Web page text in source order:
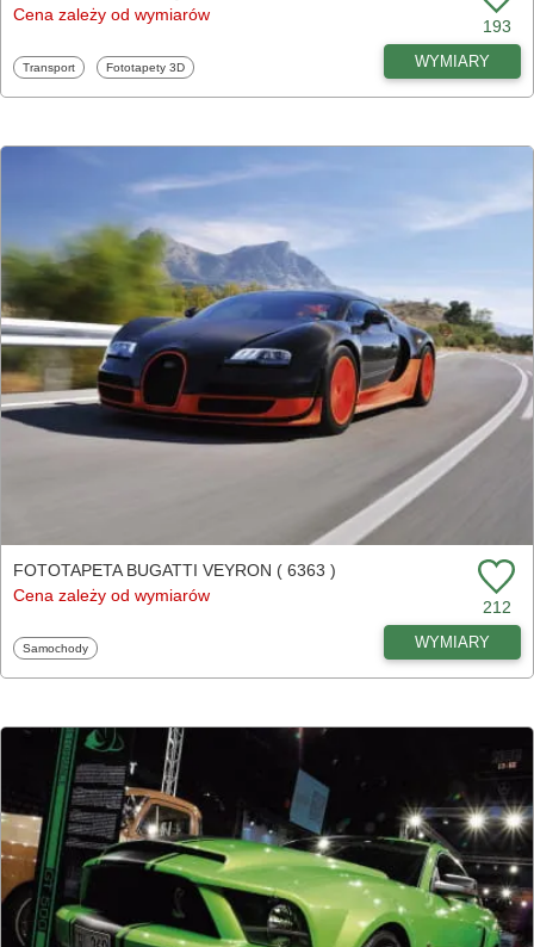
Cena zależy od wymiarów
193
Fototapety
Transport Fototapety
Fototapety 3D WYMIARY
FOTOTAPETA BUGATTI VEYRON ( 6363 )
Cena zależy od wymiarów
212
Fototapety
Samochody WYMIARY